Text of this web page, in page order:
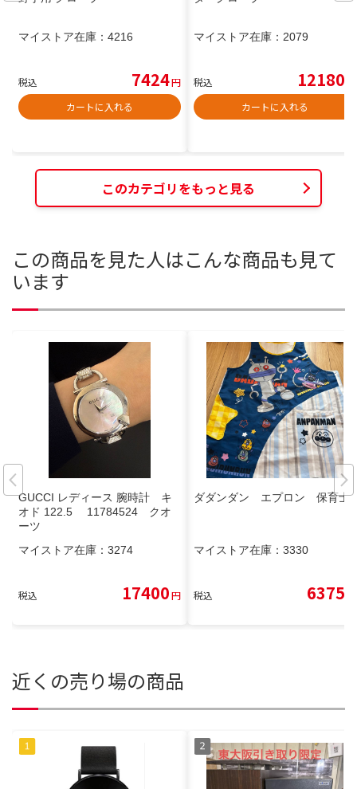
マイストア在庫： 4216
税込 7424円
カートに入れる
マイストア在庫： 2079
税込 12180
カートに入れる
このカテゴリをもっと見る
この商品を見た人はこんな商品も見て
います
GUCCI レディース 腕時計 キ
オド 122.5 11784524 クオ
ーツ
マイストア在庫： 3274
税込 17400円
ダダンダン エプロン 保育士
マイストア在庫： 3330
税込 6375
近くの売り場の商品